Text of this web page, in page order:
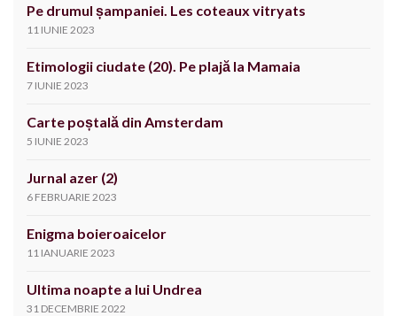
Pe drumul șampaniei. Les coteaux vitryats
11 IUNIE 2023
Etimologii ciudate (20). Pe plajă la Mamaia
7 IUNIE 2023
Carte poștală din Amsterdam
5 IUNIE 2023
Jurnal azer (2)
6 FEBRUARIE 2023
Enigma boieroaicelor
11 IANUARIE 2023
Ultima noapte a lui Undrea
31 DECEMBRIE 2022